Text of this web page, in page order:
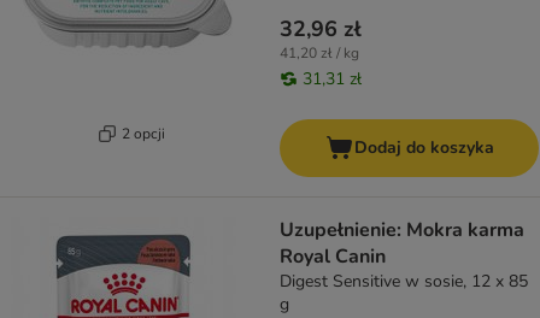
2 opcji
32,96 zł
41,20 zł / kg
31,31 zł
Dodaj do koszyka
Uzupełnienie: Mokra karma
Royal Canin
Digest Sensitive w sosie, 12 x 85
g